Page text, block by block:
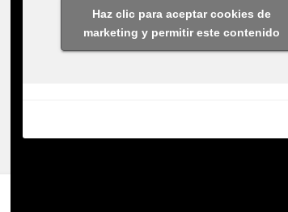
Haz clic para aceptar cookies de
marketing y permitir este contenido